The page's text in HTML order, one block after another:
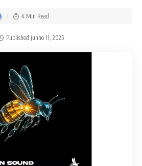
Published junho 11, 2025
4 Min Read